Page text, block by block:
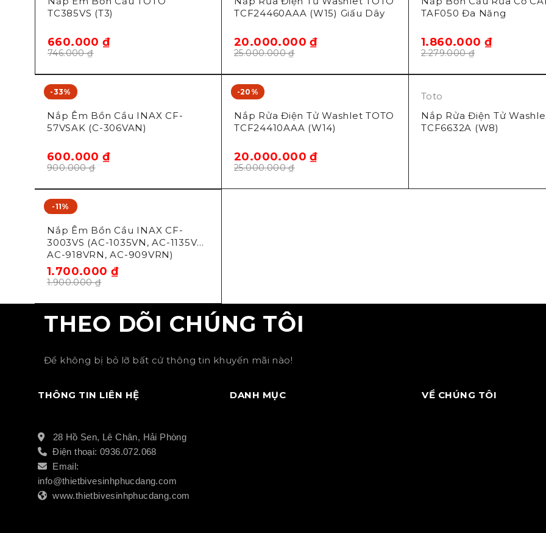
TC385VS (T3)
746.000₫
660.000₫
TCF24460AAA (W15) Giấu Dây
25.000.000₫
20.000.000₫
TAF050 Đa Năng
2.279.000₫
1.860.000₫
-33%
Inax
Nắp Êm Bồn Cầu INAX CF-
57VSAK (C-306VAN)
900.000₫
600.000₫
-20%
Toto
Nắp Rửa Điện Tử Washlet TOTO
TCF24410AAA (W14)
25.000.000₫
20.000.000₫
Toto
Nắp Rửa Điện Tử
TCF6632A (W8)
-11%
Inax
Nắp Êm Bồn Cầu INAX CF-
3003VS (AC-1035VN, AC-1135VN,
AC-918VRN, AC-909VRN)
1.900.000₫
1.700.000₫
THEO DÕI CHÚNG TÔI
Để không bị bỏ lỡ bất cứ thông tin khuyến mãi nào!
THÔNG TIN LIÊN HỆ
28 Hồ Sen, Lê Chân, Hải Phòng
Điện thoại: 0936.072.068
Email:
info@thietbivesinhphucdang.com
www.thietbivesinhphucdang.com
DANH MỤC VỀ CHÚNG TÔI